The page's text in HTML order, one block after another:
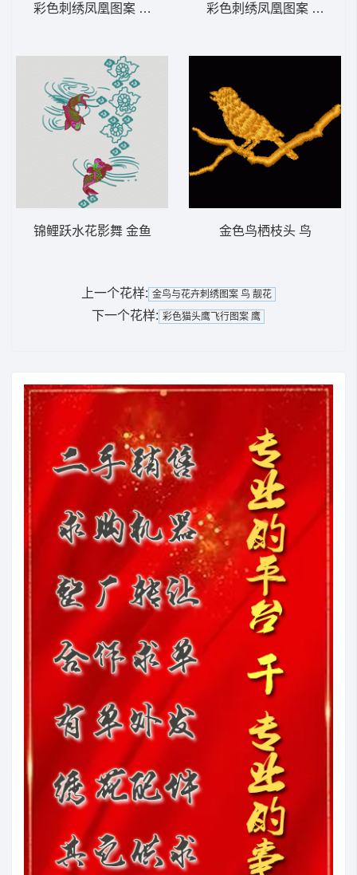
彩色刺绣凤凰图案 凤凰
锦鲤跃水花影舞 金鱼
彩色刺绣凤凰图案 凤凰
金色鸟栖枝头 鸟
上一个花样: 金鸟与花卉刺绣图案 鸟 靓花
下一个花样: 彩色猫头鹰飞行图案 鹰